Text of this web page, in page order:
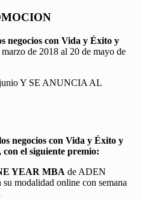
negocios con Vida y Éxito y
de 2018 al 20 de mayo de
Y SE ANUNCIA AL
negocios con Vida y Éxito y
el siguiente premio:
YEAR MBA de ADEN
modalidad online con semana